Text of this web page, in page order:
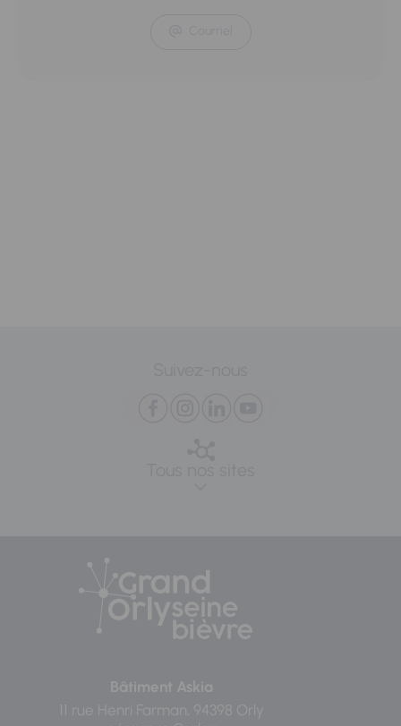
Bâtiment Askia
11 rue Henri Farman, 94398 Orly